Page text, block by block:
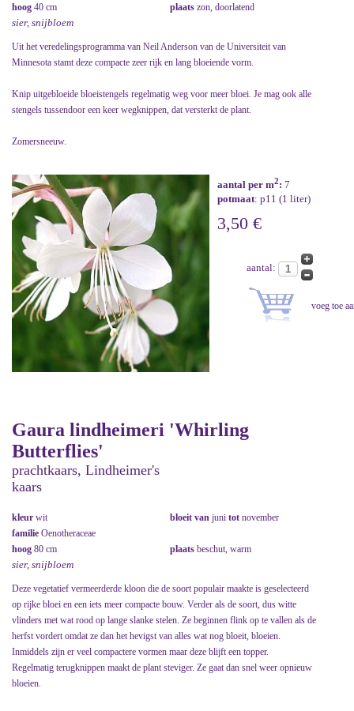
hoog 40 cm plaats zon, doorlatend
sier, snijbloem
Uit het veredelingsprogramma van Neil Anderson van de Universiteit van
Minnesota stamt deze compacte zeer rijk en lang bloeiende vorm.
Knip uitgebloeide bloeistengels regelmatig weg voor meer bloei. Je mag ook alle
stengels tussendoor een keer wegknippen, dat versterkt de plant.
Zomersneeuw.
aantal per m2: 7
potmaat: p11 (1 liter)
3,50 €
aantal:
Gaura lindheimeri 'Whirling
Butterflies'
prachtkaars, Lindheimer's
kaars
kleur wit bloeit van juni tot november
familie Oenotheraceae
hoog 80 cm plaats beschut, warm
sier, snijbloem
Deze vegetatief vermeerderde kloon die de soort populair maakte is geselecteerd
op rijke bloei en een iets meer compacte bouw. Verder als de soort, dus witte
vlinders met wat rood op lange slanke stelen. Ze beginnen flink op te vallen als de
herfst vordert omdat ze dan het hevigst van alles wat nog bloeit, bloeien.
Inmiddels zijn er veel compactere vormen maar deze blijft een topper.
Regelmatig terugknippen maakt de plant steviger. Ze gaat dan snel weer opnieuw
bloeien.